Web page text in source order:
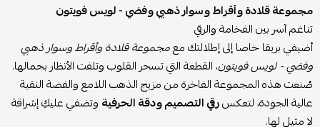
مجموعة قلادة وأقراط وسوار ذهبي وفضي - لويس فويتون
تناغم آسر بين الفخامة والرقي
أضيفي بريقا خاصا إلى إطلالتك معمجموعة قلادة وأقراط وسوار ذهبي
وفضي - لويس فويتون، القطعة التي تسحر القلوب وتلفت الأنظار بجمالها.
صُنعت هذه المجموعة الفاخرة من مزيج الذهب اللامع والفضة النقية
عالية الجودة، لتعكسرقي التصميم ودقة الحرفية وتضفي عليكِ إشراقة
لا مثيل لها.